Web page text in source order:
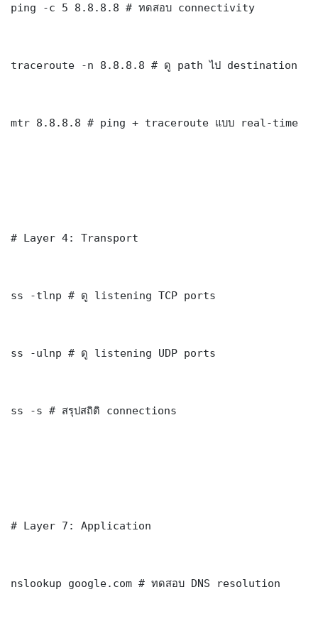
ping -c 5 8.8.8.8 # ทดสอบ connectivity
traceroute -n 8.8.8.8 # ดู path ไป destination
mtr 8.8.8.8 # ping + traceroute แบบ real-time
# Layer 4: Transport
ss -tlnp # ดู listening TCP ports
ss -ulnp # ดู listening UDP ports
ss -s # สรุปสถิติ connections
# Layer 7: Application
nslookup google.com # ทดสอบ DNS resolution